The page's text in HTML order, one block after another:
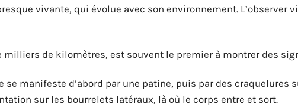
vivante, qui évolue avec son environnement. L’observer
milliers de kilomètres, est souvent le premier à montrer des
se manifeste d’abord par une patine, puis par des craquelures
sur les bourrelets latéraux, là où le corps entre et sort.